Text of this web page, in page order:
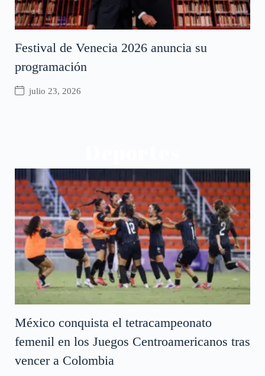
Festival de Venecia 2026 anuncia su
programación
julio 23, 2026
México conquista el tetracampeonato
femenil en los Juegos Centroamericanos tras
vencer a Colombia